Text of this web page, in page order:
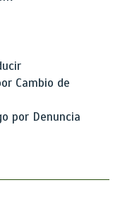
Cambio de
por Denuncia